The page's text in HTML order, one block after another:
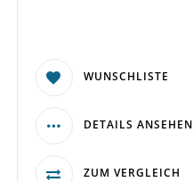
WUNSCHLISTE
DETAILS ANSEHEN
ZUM VERGLEICH